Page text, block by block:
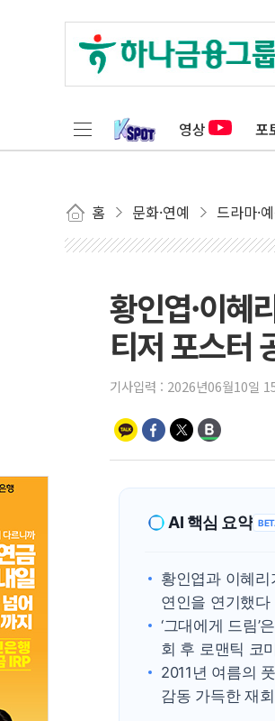
영상 포
홈 문화·연예 드라마·
황인엽·이혜
티저 포스터
기사입력 : 2026년06월10일
AI 핵심 요약
황인엽과 이혜
연인을 연기했다
‘그대에게 드림’
회 후 로맨틱 코
2011년 여름의
감동 가득한 재